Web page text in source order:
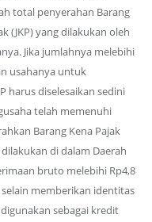
total penyerahan Barang
(JKP) yang dilakukan oleh
Jika jumlahnya melebihi
usahanya untuk
harus diselesaikan sedini
telah memenuhi
Barang Kena Pajak
di dalam Daerah
bruto melebihi Rp4,8
memberikan identitas
sebagai kredit